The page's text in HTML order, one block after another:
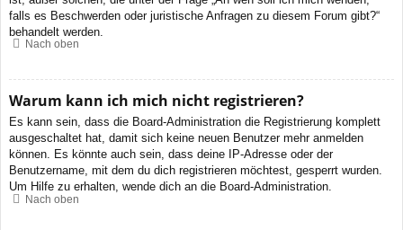
falls es Beschwerden oder juristische Anfragen zu diesem Forum gibt?“
behandelt werden.
Nach oben
Warum kann ich mich nicht registrieren?
Es kann sein, dass die Board-Administration die Registrierung komplett
ausgeschaltet hat, damit sich keine neuen Benutzer mehr anmelden
können. Es könnte auch sein, dass deine IP-Adresse oder der
Benutzername, mit dem du dich registrieren möchtest, gesperrt wurden.
Um Hilfe zu erhalten, wende dich an die Board-Administration.
Nach oben